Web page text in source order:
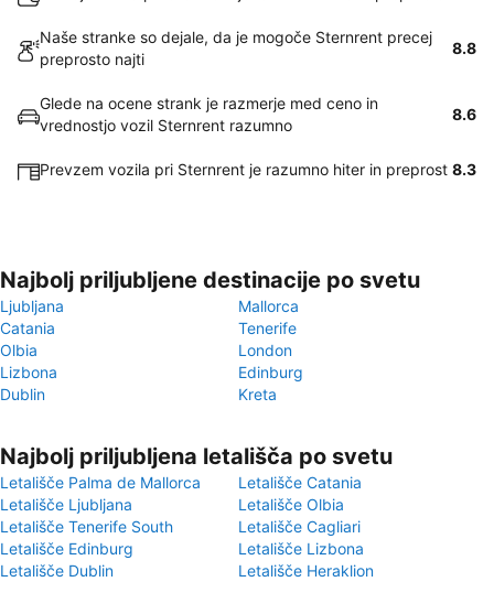
Naše stranke so dejale, da je mogoče Sternrent precej
preprosto najti
8.8
Glede na ocene strank je razmerje med ceno in
vrednostjo vozil Sternrent razumno
8.6
Prevzem vozila pri Sternrent je razumno hiter in preprost 8.3
Najbolj priljubljene destinacije po svetu
Ljubljana
Mallorca
Catania
Tenerife
Olbia
London
Lizbona
Edinburg
Dublin
Kreta
Najbolj priljubljena letališča po svetu
Letališče Palma de Mallorca
Letališče Catania
Letališče Ljubljana
Letališče Olbia
Letališče Tenerife South
Letališče Cagliari
Letališče Edinburg
Letališče Lizbona
Letališče Dublin
Letališče Heraklion